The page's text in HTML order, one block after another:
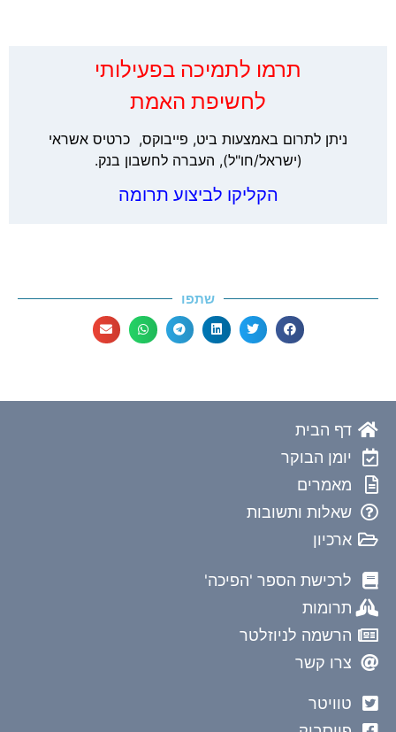
‏תרמו לתמיכה בפעילותי
לחשיפת האמת
ניתן לתרום באמצעות ביט, פייבוקס, כרטיס אשראי
(ישראל/חו"ל), העברה לחשבון בנק.
הקליקו לביצוע תרומה
שתפו
דף הבית
יומן הבוקר
מאמרים
שאלות ותשובות
ארכיון
לרכישת הספר 'הפיכה'
תרומות
הרשמה לניוזלטר
צרו קשר
טוויטר